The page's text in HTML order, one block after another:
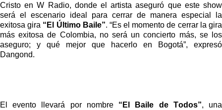
Cristo en W Radio, donde el artista aseguró que este show
será el escenario ideal para cerrar de manera especial la
exitosa gira “El Último Baile”. “Es el momento de cerrar la gira
más exitosa de Colombia, no será un concierto más, se los
aseguro; y qué mejor que hacerlo en Bogotá”, expresó
Dangond.
El evento llevará por nombre “El Baile de Todos”, una